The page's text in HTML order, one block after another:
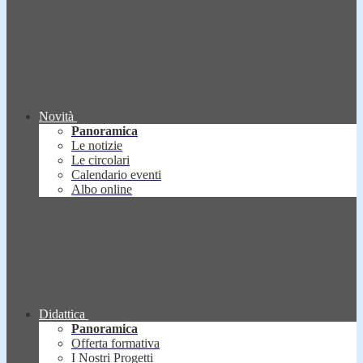
Novità
Panoramica
Le notizie
Le circolari
Calendario eventi
Albo online
Didattica
Panoramica
Offerta formativa
I Nostri Progetti